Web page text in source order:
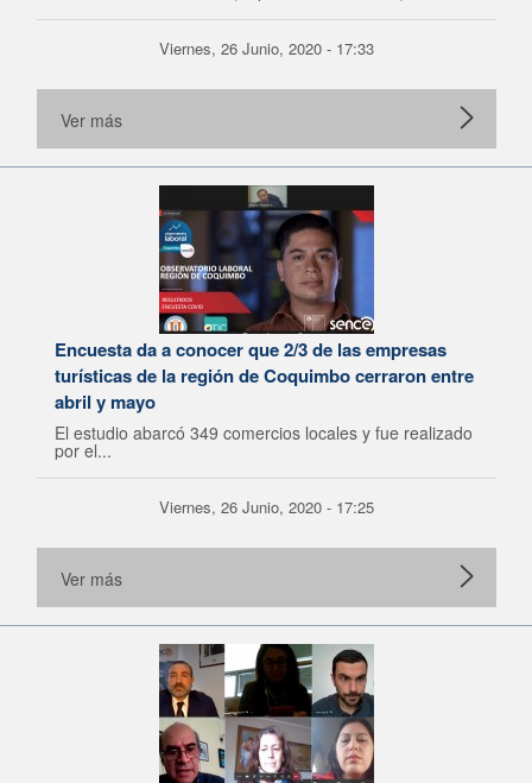
Viernes, 26 Junio, 2020 - 17:33
Ver más
Encuesta da a conocer que 2/3 de las empresas
turísticas de la región de Coquimbo cerraron entre
abril y mayo
El estudio abarcó 349 comercios locales y fue realizado
por el...
Viernes, 26 Junio, 2020 - 17:25
Ver más